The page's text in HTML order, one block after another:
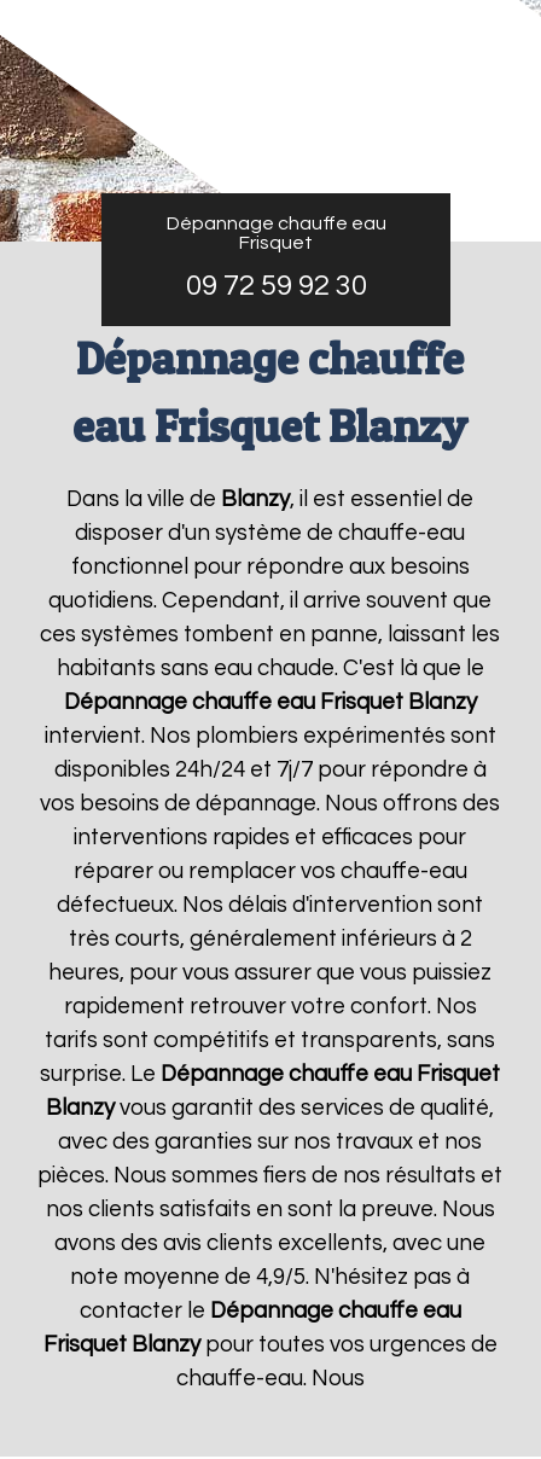
Dépannage chauffe eau
Frisquet
09 72 59 92 30
Dépannage chauffe
eau Frisquet Blanzy
Dans la ville de Blanzy, il est essentiel de
disposer d'un système de chauffe-eau
fonctionnel pour répondre aux besoins
quotidiens. Cependant, il arrive souvent que
ces systèmes tombent en panne, laissant les
habitants sans eau chaude. C'est là que le
Dépannage chauffe eau Frisquet Blanzy
intervient. Nos plombiers expérimentés sont
disponibles 24h/24 et 7j/7 pour répondre à
vos besoins de dépannage. Nous offrons des
interventions rapides et efficaces pour
réparer ou remplacer vos chauffe-eau
défectueux. Nos délais d'intervention sont
très courts, généralement inférieurs à 2
heures, pour vous assurer que vous puissiez
rapidement retrouver votre confort. Nos
tarifs sont compétitifs et transparents, sans
surprise. Le Dépannage chauffe eau Frisquet
Blanzyvous garantit des services de qualité,
avec des garanties sur nos travaux et nos
pièces. Nous sommes fiers de nos résultats et
nos clients satisfaits en sont la preuve. Nous
avons des avis clients excellents, avec une
note moyenne de 4,9/5. N'hésitez pas à
contacter le Dépannage chauffe eau
Frisquet Blanzypour toutes vos urgences de
chauffe-eau. Nous